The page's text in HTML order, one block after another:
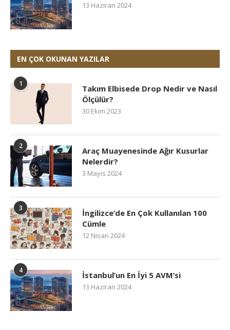
13 Haziran 2024
EN ÇOK OKUNAN YAZILAR
1
Takım Elbisede Drop Nedir ve Nasıl
Ölçülür?
30 Ekim 2023
2
Araç Muayenesinde Ağır Kusurlar
Nelerdir?
3 Mayıs 2024
3
İngilizce’de En Çok Kullanılan 100
Cümle
12 Nisan 2024
4 İstanbul’un En İyi 5 AVM’si
13 Haziran 2024